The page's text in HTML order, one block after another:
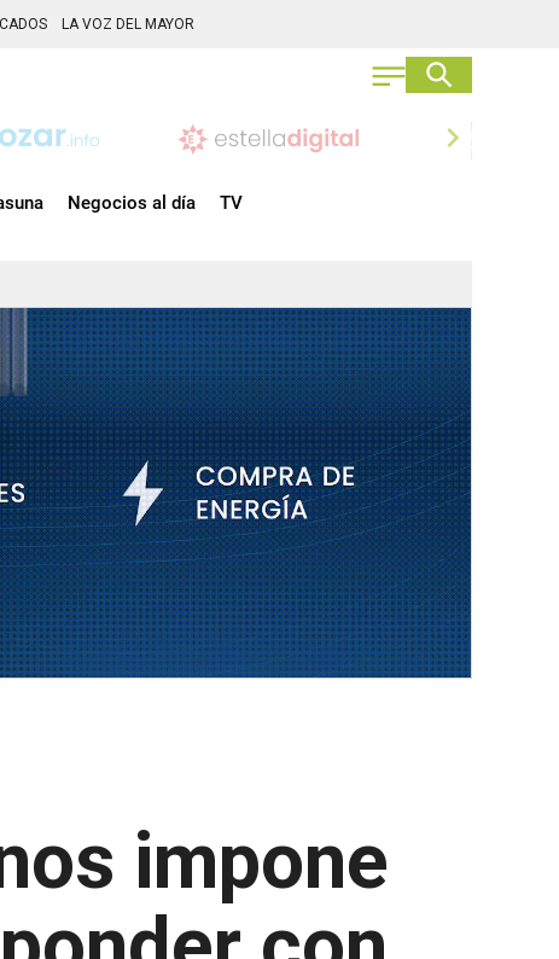
LA VOZ DEL MAYOR
chevron_right
Negocios al día TV
impone